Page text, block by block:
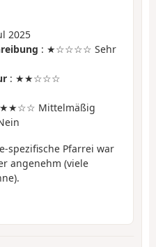
2025
: ★☆☆☆☆ Sehr
: ★★☆☆☆
Mittelmäßig
spezifische Pfarrei war
angenehm (viele